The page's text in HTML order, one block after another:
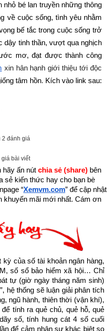
bé lan truyền những thông
về cuộc sống, tình yêu nhằm
bế tắc trong cuộc sống trở
dậy tinh thần, vượt qua nghịch
mơ, đạt được thành công
xin hân hạnh giới thiệu tới độc
tâm hồn. Kích vào link sau:
tâm hồn hoặc liên hệ Zalo:
pdf.
ra từ trái tim được trích từ
của nhà xuất bản tổng hợp
sự khác biệt cho cuộc sống
và tình yêu của mình. ”
nhận nuôi bé Neil. Cậu vẫn
luật sư, khi được hỏi:
con nhận trách nhiệm nuôi
tin rằng con cũng sẻ chia sẻ
người anh nghĩa là con sẽ yêu
2 đánh giá
bài viết
hãy ấn nút chia sẻ (share) bên
sẻ kiến thức hay cho bạn bè
“Xemvm.com” để cập nhật
khuyến mãi mới nhất. Cám ơn
của số tài khoản ngân hàng,
số sổ bảo hiểm xã hội… Chỉ
tự (giờ ngày tháng năm sinh)
hệ thống sẽ luận giải phân tích
ngũ hành, thiên thời (vận khí),
tính ra quẻ chủ, quẻ hỗ, quẻ
số, tính hung cát 4 số cuối
để cảm nhận sự khác biệt so